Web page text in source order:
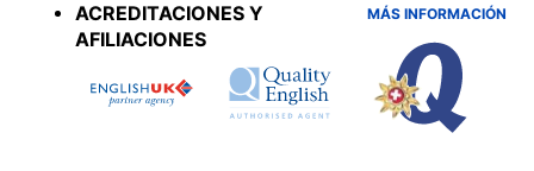
ACREDITACIONES Y
AFILIACIONES
MÁS INFORMACIÓN